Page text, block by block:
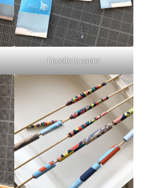
Encolle le papier